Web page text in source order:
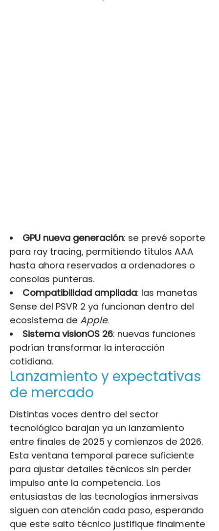
GPU nueva generación: se prevé soporte
para ray tracing, permitiendo títulos AAA
hasta ahora reservados a ordenadores o
consolas punteras.
Compatibilidad ampliada: las manetas
Sense del PSVR 2 ya funcionan dentro del
ecosistema de Apple.
Sistema visionOS 26: nuevas funciones
podrían transformar la interacción
cotidiana.
Lanzamiento y expectativas
de mercado
Distintas voces dentro del sector
tecnológico barajan ya un lanzamiento
entre finales de 2025 y comienzos de 2026.
Esta ventana temporal parece suficiente
para ajustar detalles técnicos sin perder
impulso ante la competencia. Los
entusiastas de las tecnologías inmersivas
siguen con atención cada paso, esperando
que este salto técnico justifique finalmente